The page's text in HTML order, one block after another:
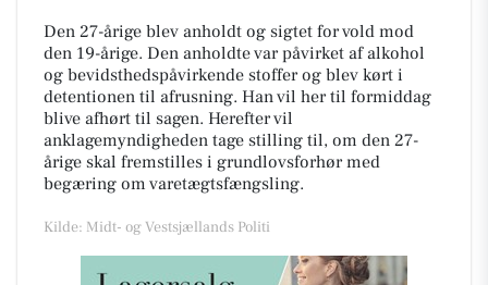
Den 27-årige blev anholdt og sigtet for vold mod
den 19-årige. Den anholdte var påvirket af alkohol
og bevidsthedspåvirkende stoffer og blev kørt i
detentionen til afrusning. Han vil her til formiddag
blive afhørt til sagen. Herefter vil
anklagemyndigheden tage stilling til, om den 27-
årige skal fremstilles i grundlovsforhør med
begæring om varetægtsfængsling.
Kilde: Midt- og Vestsjællands Politi